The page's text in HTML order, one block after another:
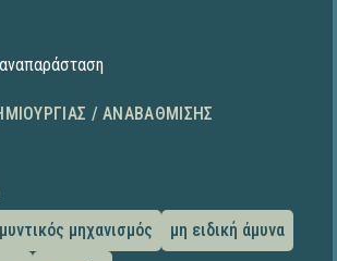
/ ΑΝΑΒΆΘΜΙΣΗΣ
μηχανισμός
μη ειδική άμυνα